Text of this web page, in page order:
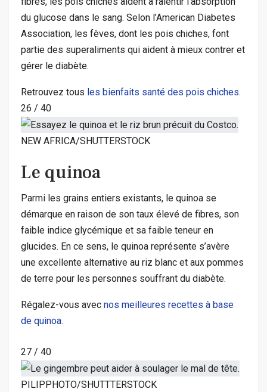
du glucose dans le sang. Selon l’American Diabetes
Association, les fèves, dont les pois chiches, font
partie des superaliments qui aident à mieux contrer et
gérer le diabète.
Retrouvez tous les bienfaits santé des pois chiches.
26 / 40
NEW AFRICA/SHUTTERSTOCK
Le quinoa
Parmi les grains entiers existants, le quinoa se
démarque en raison de son taux élevé de fibres, son
faible indice glycémique et sa faible teneur en
glucides. En ce sens, le quinoa représente s’avère
une excellente alternative au riz blanc et aux pommes
de terre pour les personnes souffrant du diabète.
Régalez-vous avec nos meilleures recettes à base
de quinoa.
27 / 40
PILIPPHOTO/SHUTTTERSTOCK